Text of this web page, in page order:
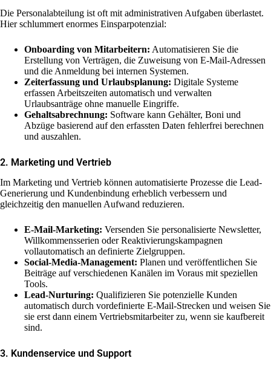
Die Personalabteilung ist oft mit administrativen Aufgaben überlastet.
Hier schlummert enormes Einsparpotenzial:
Onboarding von Mitarbeitern: Automatisieren Sie die
Erstellung von Verträgen, die Zuweisung von E-Mail-Adressen
und die Anmeldung bei internen Systemen.
Zeiterfassung und Urlaubsplanung: Digitale Systeme
erfassen Arbeitszeiten automatisch und verwalten
Urlaubsanträge ohne manuelle Eingriffe.
Gehaltsabrechnung: Software kann Gehälter, Boni und
Abzüge basierend auf den erfassten Daten fehlerfrei berechnen
und auszahlen.
2. Marketing und Vertrieb
Im Marketing und Vertrieb können automatisierte Prozesse die Lead-
Generierung und Kundenbindung erheblich verbessern und
gleichzeitig den manuellen Aufwand reduzieren.
E-Mail-Marketing: Versenden Sie personalisierte Newsletter,
Willkommensserien oder Reaktivierungskampagnen
vollautomatisch an definierte Zielgruppen.
Social-Media-Management: Planen und veröffentlichen Sie
Beiträge auf verschiedenen Kanälen im Voraus mit speziellen
Tools.
Lead-Nurturing: Qualifizieren Sie potenzielle Kunden
automatisch durch vordefinierte E-Mail-Strecken und weisen Sie
sie erst dann einem Vertriebsmitarbeiter zu, wenn sie kaufbereit
sind.
3. Kundenservice und Support